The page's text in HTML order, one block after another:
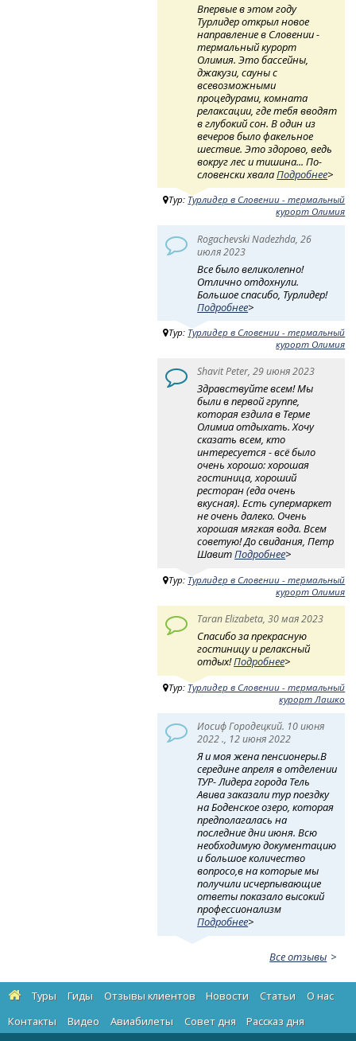
Впервые в этом году
Турлидер открыл новое
направление в Словении -
термальный курорт
Олимия. Это бассейны,
джакузи, сауны с
всевозможными
процедурами, комната
релаксации, где тебя вводят
в глубокий сон. В один из
вечеров было факельное
шествие. Это здорово, ведь
вокруг лес и тишина... По-
словенски хвалаПодробнее>
Тур: Турлидер в Словении - термальный
курорт Олимия
Rogachevski Nadezhda, 26
июля 2023
Все было великолепно!
Отлично отдохнули.
Большое спасибо, Турлидер!
Подробнее>
Тур: Турлидер в Словении - термальный
курорт Олимия
Shavit Peter, 29 июня 2023
Здравствуйте всем! Мы
были в первой группе,
которая ездила в Терме
Олимиа отдыхать. Хочу
сказать всем, кто
интересуется - всё было
очень хорошо: хорошая
гостиница, хороший
ресторан (еда очень
вкусная). Есть супермаркет
не очень далеко. Очень
хорошая мягкая вода. Всем
советую! До свидания, Петр
ШавитПодробнее>
Тур: Турлидер в Словении - термальный
курорт Олимия
Taran Elizabeta, 30 мая 2023
Спасибо за прекрасную
гостиницу и релаксный
отдых!Подробнее>
Тур: Турлидер в Словении - термальный
курорт Лашко
Иосиф Городецкий. 10 июня
2022 ., 12 июня 2022
Я и моя жена пенсионеры.В
середине апреля в отделении
ТУР- Лидера города Тель
Авива заказали тур поездку
на Боденское озеро, которая
предполагалась на
последние дни июня. Всю
необходимую документацию
и большое количество
вопросо,в на которые мы
получили исчерпывающие
ответы показало высокий
профессионализм
Подробнее>
Все отзывы
Туры Гиды Отзывы клиентов Новости Статьи
О нас
Контакты
Видео Авиабилеты Cовет дня Рассказ дня